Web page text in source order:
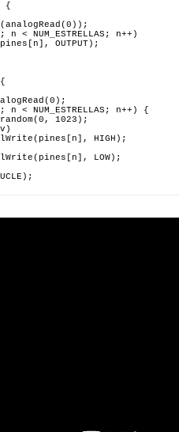
{
n < NUM_ESTRELLAS; n++)
OUTPUT);
n < NUM_ESTRELLAS; n++) {
1023);
HIGH);
LOW);